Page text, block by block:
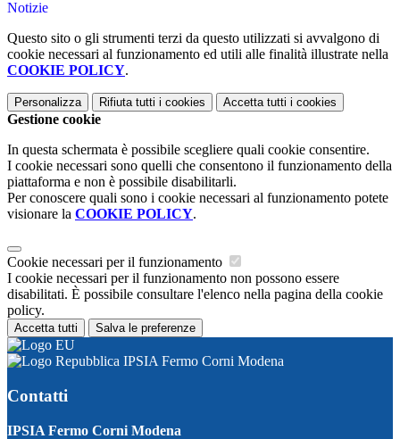
Notizie
Questo sito o gli strumenti terzi da questo utilizzati si avvalgono di
cookie necessari al funzionamento ed utili alle finalità illustrate nella
COOKIE POLICY.
Personalizza Rifiuta tutti i cookies Accetta tutti i cookies
Gestione cookie
In questa schermata è possibile scegliere quali cookie consentire.
I cookie necessari sono quelli che consentono il funzionamento della
piattaforma e non è possibile disabilitarli.
Per conoscere quali sono i cookie necessari al funzionamento potete
visionare la COOKIE POLICY.
Cookie necessari per il funzionamento
I cookie necessari per il funzionamento non possono essere
disabilitati. È possibile consultare l'elenco nella pagina della cookie
policy.
Accetta tutti Salva le preferenze
IPSIA Fermo Corni Modena
Contatti
IPSIA Fermo Corni Modena